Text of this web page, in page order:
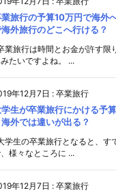
旅行の予算10万円で海外
外旅行のどこへ行ける？
業旅行は時間とお金が許す限
たいですよね。 ...
年12月7日 : 卒業旅行
学生が卒業旅行にかける予
海外では違いが出る？
学生の卒業旅行となると、す
様々なところに ...
年12月7日 : 卒業旅行